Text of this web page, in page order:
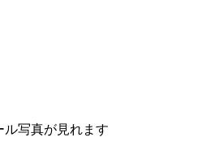
写真が見れます